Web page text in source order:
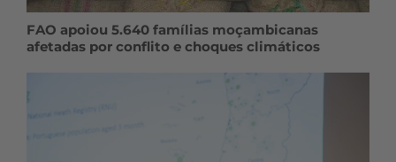
FAO apoiou 5.640 famílias moçambicanas
afetadas por conflito e choques climáticos